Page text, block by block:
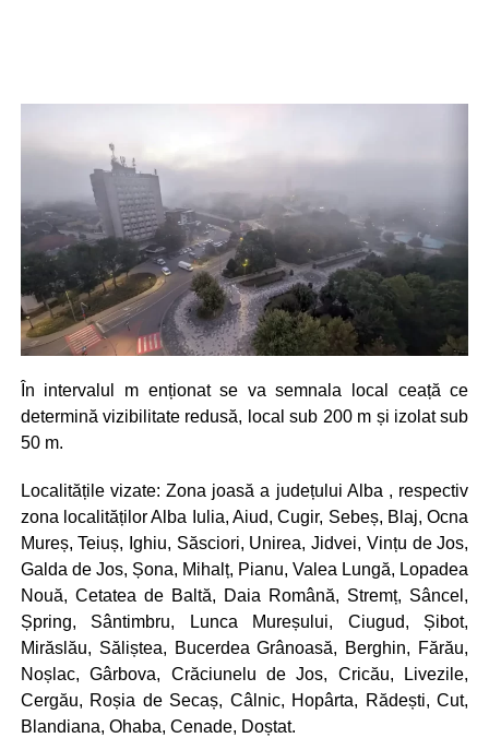
În intervalul m enționat se va semnala local ceață ce
determină vizibilitate redusă, local sub 200 m și izolat sub
50 m.
Localitățile vizate: Zona joasă a județului Alba , respectiv
zona localităților Alba Iulia, Aiud, Cugir, Sebeș, Blaj, Ocna
Mureș, Teiuș, Ighiu, Săsciori, Unirea, Jidvei, Vințu de Jos,
Galda de Jos, Șona, Mihalț, Pianu, Valea Lungă, Lopadea
Nouă, Cetatea de Baltă, Daia Română, Stremț, Sâncel,
Șpring, Sântimbru, Lunca Mureșului, Ciugud, Șibot,
Mirăslău, Săliștea, Bucerdea Grânoasă, Berghin, Fărău,
Noșlac, Gârbova, Crăciunelu de Jos, Cricău, Livezile,
Cergău, Roșia de Secaș, Câlnic, Hopârta, Rădești, Cut,
Blandiana, Ohaba, Cenade, Doștat.